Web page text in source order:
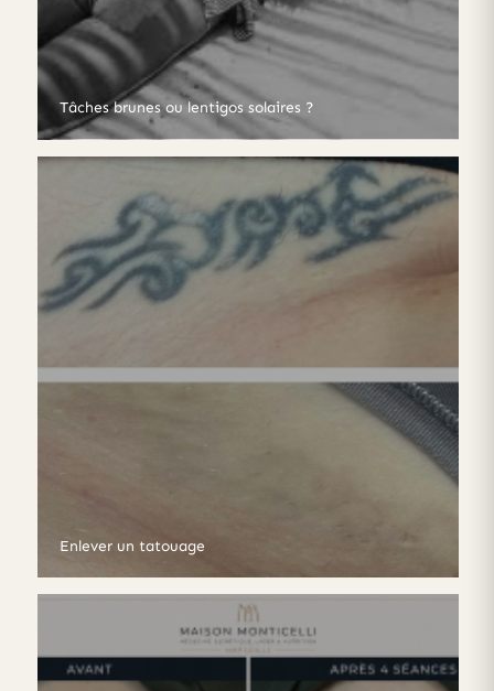
Tâches brunes ou lentigos solaires ?
Enlever un tatouage